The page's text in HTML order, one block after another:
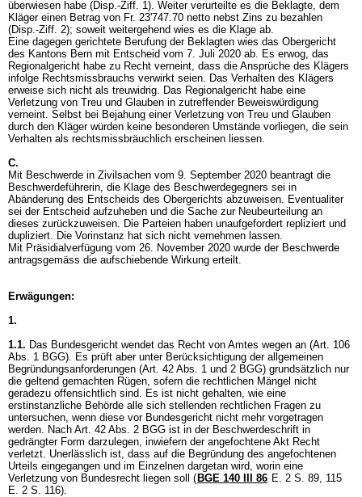
überwiesen habe (Disp.-Ziff. 1). Weiter verurteilte es die Beklagte, dem
Kläger einen Betrag von Fr. 23'747.70 netto nebst Zins zu bezahlen
(Disp.-Ziff. 2); soweit weitergehend wies es die Klage ab.
Eine dagegen gerichtete Berufung der Beklagten wies das Obergericht
des Kantons Bern mit Entscheid vom 7. Juli 2020 ab. Es erwog, das
Regionalgericht habe zu Recht verneint, dass die Ansprüche des Klägers
infolge Rechtsmissbrauchs verwirkt seien. Das Verhalten des Klägers
erweise sich nicht als treuwidrig. Das Regionalgericht habe eine
Verletzung von Treu und Glauben in zutreffender Beweiswürdigung
verneint. Selbst bei Bejahung einer Verletzung von Treu und Glauben
durch den Kläger würden keine besonderen Umstände vorliegen, die sein
Verhalten als rechtsmissbräuchlich erscheinen liessen.
C.
Mit Beschwerde in Zivilsachen vom 9. September 2020 beantragt die
Beschwerdeführerin, die Klage des Beschwerdegegners sei in
Abänderung des Entscheids des Obergerichts abzuweisen. Eventualiter
sei der Entscheid aufzuheben und die Sache zur Neubeurteilung an
dieses zurückzuweisen. Die Parteien haben unaufgefordert repliziert und
dupliziert. Die Vorinstanz hat sich nicht vernehmen lassen.
Mit Präsidialverfügung vom 26. November 2020 wurde der Beschwerde
antragsgemäss die aufschiebende Wirkung erteilt.
Erwägungen:
1.
1.1. Das Bundesgericht wendet das Recht von Amtes wegen an (Art. 106
Abs. 1 BGG). Es prüft aber unter Berücksichtigung der allgemeinen
Begründungsanforderungen (Art. 42 Abs. 1 und 2 BGG) grundsätzlich nur
die geltend gemachten Rügen, sofern die rechtlichen Mängel nicht
geradezu offensichtlich sind. Es ist nicht gehalten, wie eine
erstinstanzliche Behörde alle sich stellenden rechtlichen Fragen zu
untersuchen, wenn diese vor Bundesgericht nicht mehr vorgetragen
werden. Nach Art. 42 Abs. 2 BGG ist in der Beschwerdeschrift in
gedrängter Form darzulegen, inwiefern der angefochtene Akt Recht
verletzt. Unerlässlich ist, dass auf die Begründung des angefochtenen
Urteils eingegangen und im Einzelnen dargetan wird, worin eine
Verletzung von Bundesrecht liegen soll ( BGE 140 III 86 E. 2 S. 89, 115
E. 2 S. 116).